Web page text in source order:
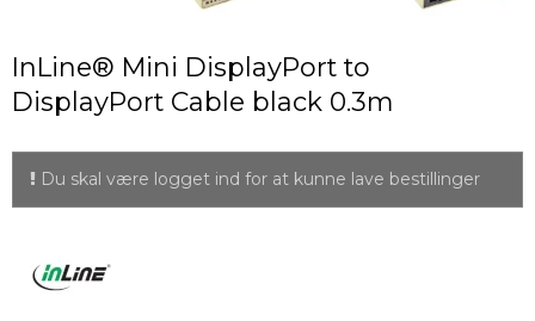
InLine® Mini DisplayPort to
DisplayPort Cable black 0.3m
Du skal være logget ind for at kunne lave bestillinger